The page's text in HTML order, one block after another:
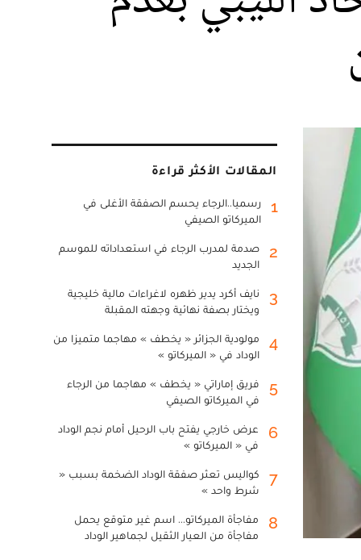
المقالات الأكثر قراءة
1
رسميا..الرجاء يحسم الصفقة الأغلى في
الميركاتو الصيفي
2
صدمة لمدرب الرجاء في استعداداته للموسم
الجديد
3
نايف أكرد يدير ظهره لاغراءات مالية خليجية
ويختار بصفة نهائية وجهته المقبلة
4
مولودية الجزائر « يخطف » مهاجما متميزا من
الوداد في « الميركاتو »
5
فريق إماراتي « يخطف » مهاجما من الرجاء
في الميركاتو الصيفي
6
عرض خارجي يفتح باب الرحيل أمام نجم الوداد
في « الميركاتو »
7
كواليس تعثر صفقة الوداد الضخمة بسبب «
شرط واحد »
8
مفاجأة الميركاتو... اسم غير متوقع يحمل
مفاجأة من العيار الثقيل لجماهير الوداد